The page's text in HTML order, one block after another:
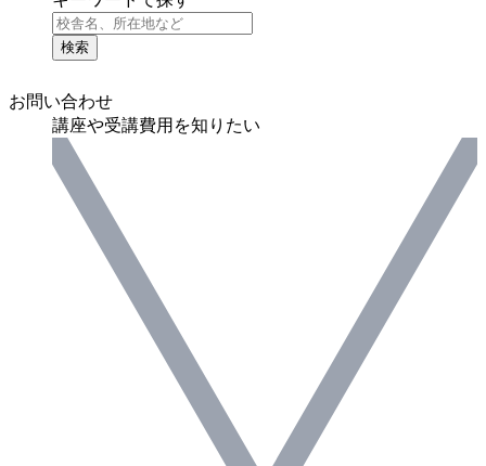
検索
お問い合わせ
講座や受講費用を知りたい